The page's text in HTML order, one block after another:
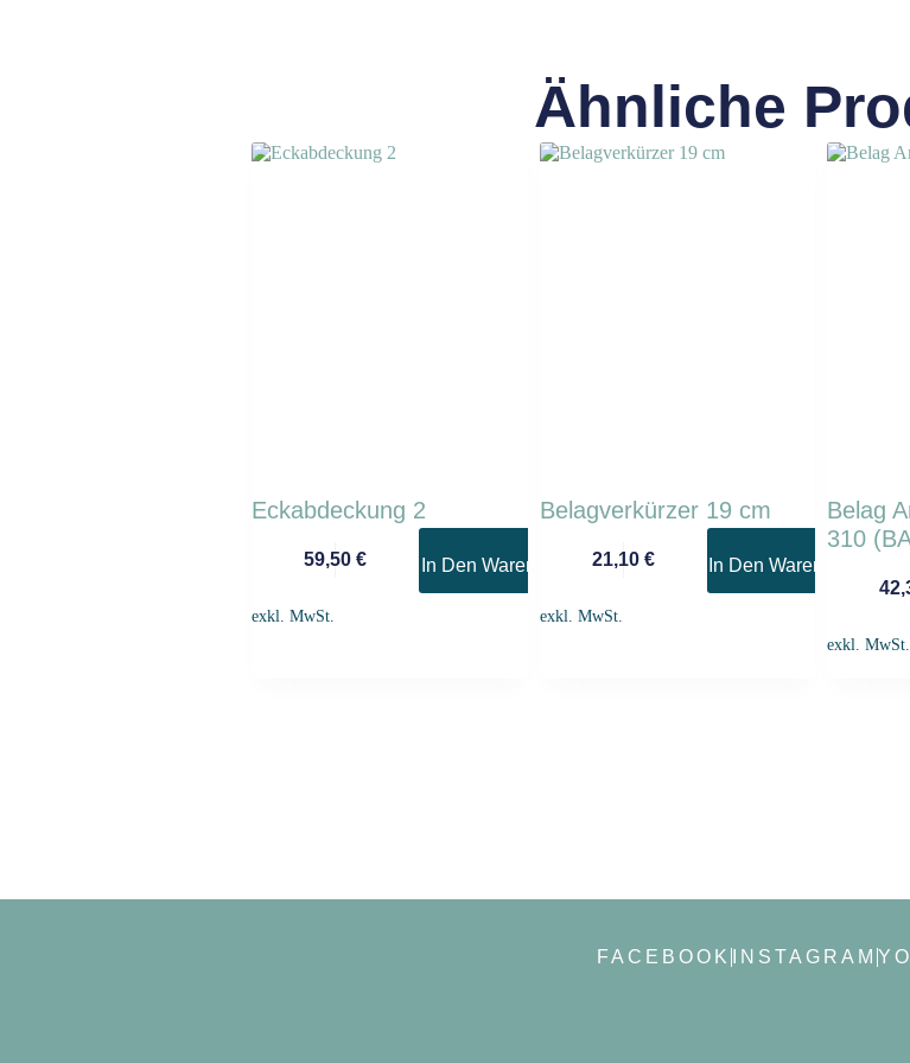
Ähnliche
Eckabdeckung 2
59,50€ In Den Warenkorb
exkl. MwSt.
Belagverkürzer 19 cm
21,10 € In Den Warenkorb
exkl. MwSt.
Belag
310
exkl. MwSt.
FACEBOOK INSTAGRAM